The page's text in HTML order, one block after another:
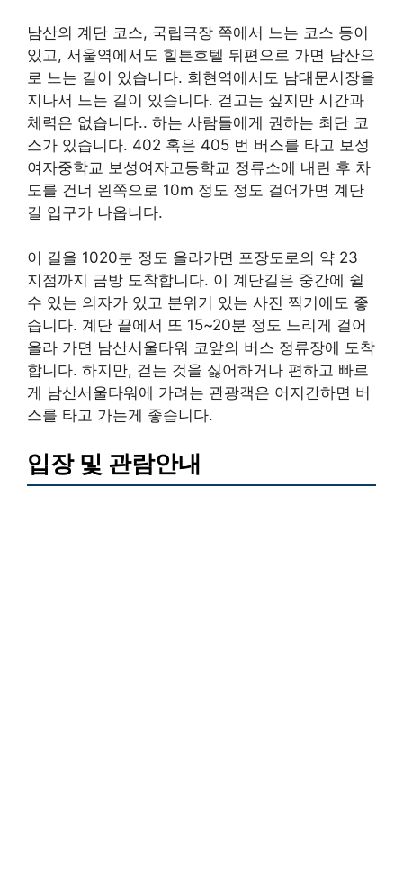
남산의 계단 코스, 국립극장 쪽에서 느는 코스 등이
있고, 서울역에서도 힐튼호텔 뒤편으로 가면 남산으
로 느는 길이 있습니다. 회현역에서도 남대문시장을
지나서 느는 길이 있습니다. 걷고는 싶지만 시간과
체력은 없습니다.. 하는 사람들에게 권하는 최단 코
스가 있습니다. 402 혹은 405 번 버스를 타고 보성
여자중학교 보성여자고등학교 정류소에 내린 후 차
도를 건너 왼쪽으로 10m 정도 정도 걸어가면 계단
길 입구가 나옵니다.
이 길을 1020분 정도 올라가면 포장도로의 약 23
지점까지 금방 도착합니다. 이 계단길은 중간에 쉴
수 있는 의자가 있고 분위기 있는 사진 찍기에도 좋
습니다. 계단 끝에서 또 15~20분 정도 느리게 걸어
올라 가면 남산서울타워 코앞의 버스 정류장에 도착
합니다. 하지만, 걷는 것을 싫어하거나 편하고 빠르
게 남산서울타워에 가려는 관광객은 어지간하면 버
스를 타고 가는게 좋습니다.
입장 및 관람안내